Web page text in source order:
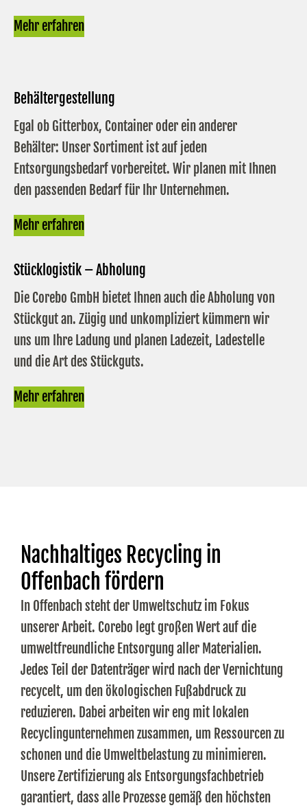
Mehr erfahren
Behältergestellung
Egal ob Gitterbox, Container oder ein anderer
Behälter: Unser Sortiment ist auf jeden
Entsorgungsbedarf vorbereitet. Wir planen mit Ihnen
den passenden Bedarf für Ihr Unternehmen.
Mehr erfahren
Stücklogistik – Abholung
Die Corebo GmbH bietet Ihnen auch die Abholung von
Stückgut an. Zügig und unkompliziert kümmern wir
uns um Ihre Ladung und planen Ladezeit, Ladestelle
und die Art des Stückguts.
Mehr erfahren
Nachhaltiges Recycling in
Offenbach fördern
In Offenbach steht der Umweltschutz im Fokus
unserer Arbeit. Corebo legt großen Wert auf die
umweltfreundliche Entsorgung aller Materialien.
Jedes Teil der Datenträger wird nach der Vernichtung
recycelt, um den ökologischen Fußabdruck zu
reduzieren. Dabei arbeiten wir eng mit lokalen
Recyclingunternehmen zusammen, um Ressourcen zu
schonen und die Umweltbelastung zu minimieren.
Unsere Zertifizierung als Entsorgungsfachbetrieb
garantiert, dass alle Prozesse gemäß den höchsten